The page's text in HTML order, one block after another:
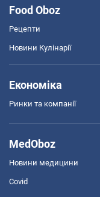
Food Oboz
Рецепти
Новини Кулінарії
Економіка
Ринки та компанії
MedOboz
Новини медицини
Covid